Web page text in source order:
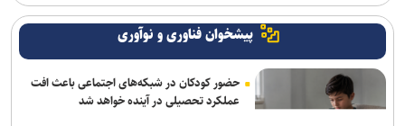
پیشخوان فناوری و نوآوری
حضور کودکان در شبکه‌های اجتماعی باعث افت
عملکرد تحصیلی در آینده خواهد شد